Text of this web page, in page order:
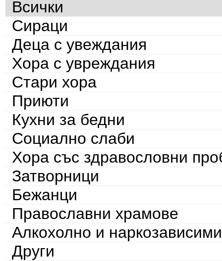
Всички
Сираци
Деца с увеждания
Хора с увреждания
Стари хора
Приюти
Кухни за бедни
Социално слаби
Хора със здравословни
Затворници
Бежанци
Православни храмове
Алкохолно и наркозависими
Други